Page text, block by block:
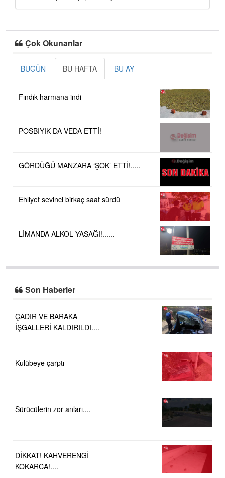
Çok Okunanlar
BUGÜN BU HAFTA BU AY
Fındık harmana indi
POSBIYIK DA VEDA ETTİ!
GÖRDÜĞÜ MANZARA ‘ŞOK’ ETTİ!.....
Ehliyet sevinci birkaç saat sürdü
LİMANDA ALKOL YASAĞI!......
Son Haberler
ÇADIR VE BARAKA
İŞGALLERİ KALDIRILDI....
Kulübeye çarptı
Sürücülerin zor anları....
DİKKAT! KAHVERENGİ
KOKARCA!....